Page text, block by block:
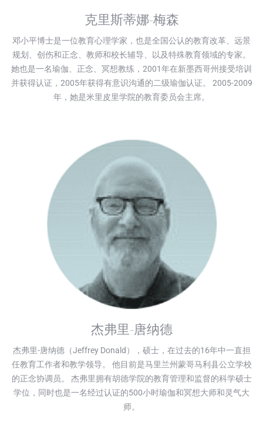
克里斯蒂娜-梅森
邓小平博士是一位教育心理学家，也是全国公认的教育改革、远景
规划、创伤和正念、教师和校长辅导、以及特殊教育领域的专家。
她也是一名瑜伽、正念、冥想教练，2001年在新墨西哥州接受培训
并获得认证，2005年获得有意识沟通的二级瑜伽认证。 2005-2009
年，她是米里皮里学院的教育委员会主席。
杰弗里-唐纳德
杰弗里-唐纳德（Jeffrey Donald），硕士，在过去的16年中一直担
任教育工作者和教学领导。 他目前是马里兰州蒙哥马利县公立学校
的正念协调员。 杰弗里拥有胡德学院的教育管理和监督的科学硕士
学位，同时也是一名经过认证的500小时瑜伽和冥想大师和灵气大
师。